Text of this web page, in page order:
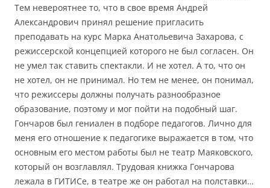
Тем невероятнее то, что в свое время Андрей
Александрович принял решение пригласить
преподавать на курс Марка Анатольевича Захарова, с
режиссерской концепцией которого не был согласен. Он
не умел так ставить спектакли. И не хотел. А то, что он
не хотел, он не принимал. Но тем не менее, он понимал,
что режиссеры должны получать разнообразное
образование, поэтому и мог пойти на подобный шаг.
Гончаров был гениален в подборе педагогов. Лично для
меня его отношение к педагогике выражается в том, что
основным его местом работы был не театр Маяковского,
который он возглавлял. Трудовая книжка Гончарова
лежала в ГИТИСе, в театре же он работал на полставки…